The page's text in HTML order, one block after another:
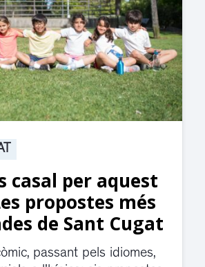
l’activitat als
Rubí fins
per una fuita